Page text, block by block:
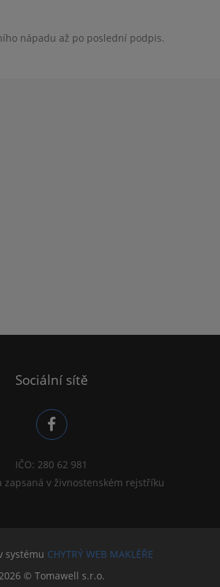
nápadu až po poslední podpis.
Sociální sítě
IČO: 280 62 981
zapsaná v živnostenském rejstříku
systému CHYTRÝ WEB MAKLÉŘE
© Tomawell s.r.o.